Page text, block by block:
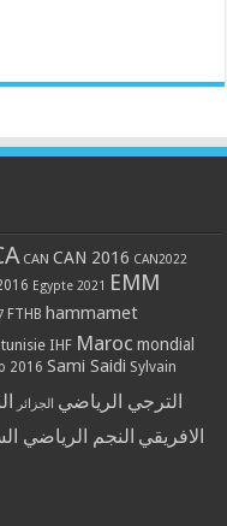
CAN CAN 2016 CAN2022
Egypte 2021 EMM
FTHB hammamet
IHF Maroc mondial
2016 Sami Saidi Sylvain
الترجي الرياضي الجزائر
الافريقي النجم الرياضي